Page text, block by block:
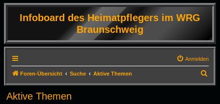
Infoboard des Heimatpflegers im WRG
Braunschweig
Anmelden
Foren-Übersicht Suche Aktive Themen
u
Aktive Themen